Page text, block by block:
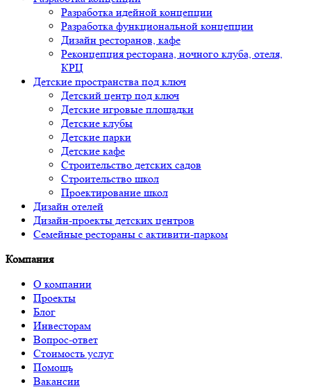
Разработка идейной концепции
Разработка функциональной концепции
Дизайн ресторанов, кафе
Реконцепция ресторана, ночного клуба, отеля,
КРЦ
Детские пространства под ключ
Детский центр под ключ
Детские игровые площадки
Детские клубы
Детские парки
Детские кафе
Строительство детских садов
Строительство школ
Проектирование школ
Дизайн отелей
Дизайн-проекты детских центров
Семейные рестораны с активити-парком
Компания
О компании
Проекты
Блог
Инвесторам
Вопрос-ответ
Стоимость услуг
Помощь
Вакансии